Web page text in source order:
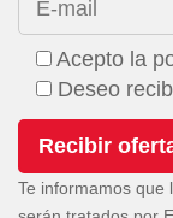
E-mail
Acepto la
Deseo
Te informamos que